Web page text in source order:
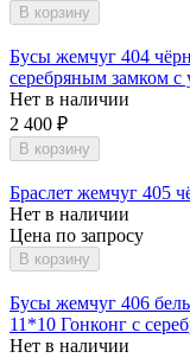
В корзину
Бусы жемчуг 404
серебряным замком с
Нет в наличии
2 400 ₽
В корзину
Браслет жемчуг 405
Нет в наличии
Цена по запросу
В корзину
Бусы жемчуг 406
11*10 Гонконг с
Нет в наличии